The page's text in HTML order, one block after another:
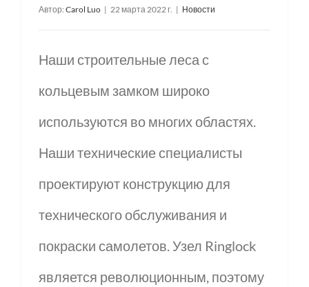
Автор: Carol Luo | 22 марта 2022 г. | Новости
Наши строительные леса с
кольцевым замком широко
используются во многих областях.
Наши технические специалисты
проектируют конструкцию для
технического обслуживания и
покраски самолетов. Узел Ringlock
является революционным, поэтому